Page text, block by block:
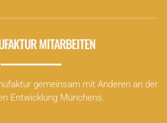
MITARBEITEN
gemeinsam mit Anderen an der
Entwicklung Münchens.